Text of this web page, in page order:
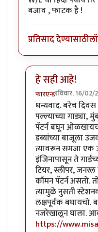
बजाव , फाटक है !
प्रतिसाद देण्यासाठी
हे सही आहे!
फारएन्डरविवार, 16/
In reply toआणि हे
धन्यवाद. बरेच दिवस
पल्ल्याच्या गाड्या,
पॅटर्न बघून
डब्यांच्या बाजूला
त्यावरून समजा एक
इंजिनापासून ते
टियर, स्लीपर,
कॉमन पॅटर्न असतो.
त्यामुळे नुसती
लक्षपूर्वक बघायचो.
नजरेखालून घाला.
https://